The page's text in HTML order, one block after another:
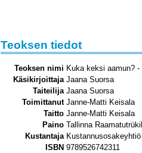
Teoksen tiedot
Teoksen nimi Kuka keksi aamun?
Käsikirjoittaja Jaana Suorsa
Taiteilija Jaana Suorsa
Toimittanut Janne-Matti Keisala
Taitto Janne-Matti Keisala
Paino Tallinna
Kustantaja
ISBN 9789526742311